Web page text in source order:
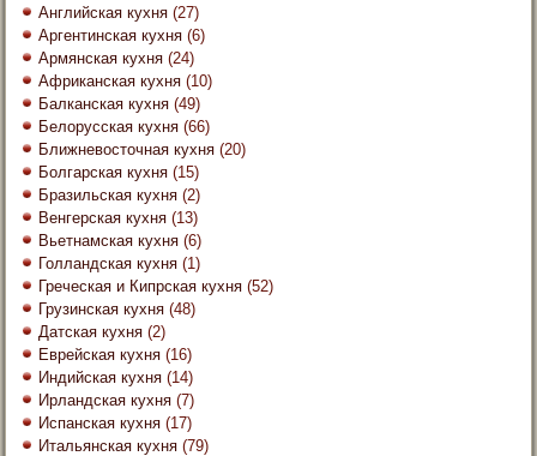
Английская кухня (27)
Аргентинская кухня (6)
Армянская кухня (24)
Африканская кухня (10)
Балканская кухня (49)
Белорусская кухня (66)
Ближневосточная кухня (20)
Болгарская кухня (15)
Бразильская кухня (2)
Венгерская кухня (13)
Вьетнамская кухня (6)
Голландская кухня (1)
Греческая и Кипрская кухня (52)
Грузинская кухня (48)
Датская кухня (2)
Еврейская кухня (16)
Индийская кухня (14)
Ирландская кухня (7)
Испанская кухня (17)
Итальянская кухня (79)